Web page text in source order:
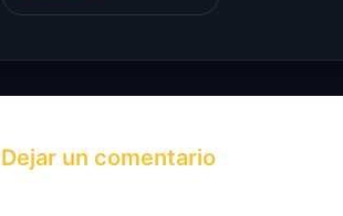
Dejar un comentario